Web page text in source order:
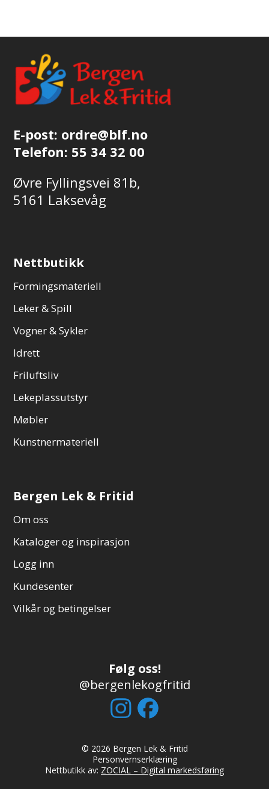
E-post: ordre@blf.no
Telefon: 55 34 32 00
Øvre Fyllingsvei 81b,
5161 Laksevåg
Nettbutikk
Formingsmateriell
Leker & Spill
Vogner & Sykler
Idrett
Friluftsliv
Lekeplassutstyr
Møbler
Kunstnermateriell
Bergen Lek & Fritid
Om oss
Kataloger og inspirasjon
Logg inn
Kundesenter
Vilkår og betingelser
Følg oss!
@bergenlekogfritid
© 2026 Bergen Lek & Fritid
Personvernserklæring
Nettbutikk av: ZOCIAL – Digital markedsføring